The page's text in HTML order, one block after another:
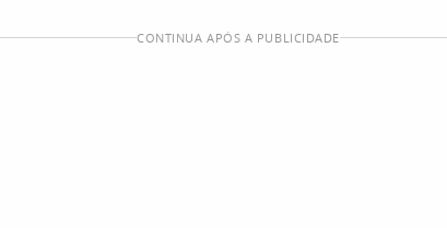
CONTINUA APÓS A PUBLICIDADE